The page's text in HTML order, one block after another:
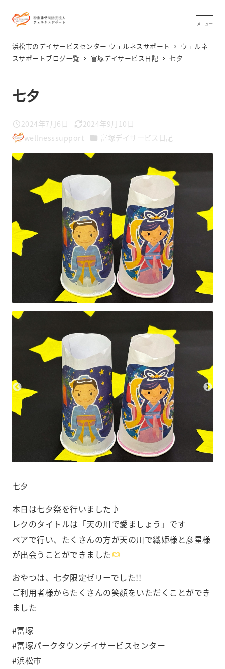
メニュー
浜松市のデイサービスセンター ウェルネスサポート
ウェルネ
スサポートブログ一覧
富塚デイサービス日記 七夕
七夕
投稿日
2024年7月6日
更新日
2024年9月10日
著
者
wellnesssupport カテゴリー
富塚デイサービス日記
七夕
本日は七夕祭を行いました♪
レクのタイトルは「天の川で愛ましょう︎」です️
ペアで行い、たくさんの方が天の川で織姫様と彦星様
が出会うことができました
おやつは、七夕限定ゼリーでした!!
ご利用者様からたくさんの笑顔をいただくことができ
ました️
#富塚
#富塚パークタウンデイサービスセンター
#浜松市